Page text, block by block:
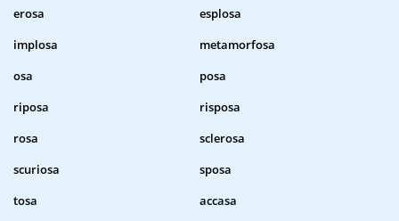
erosa
esplosa
implosa
metamorfosa
osa
posa
riposa
risposa
rosa
sclerosa
scuriosa
sposa
tosa
accasa